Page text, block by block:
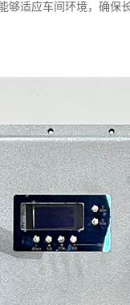
适应车间环境，确保